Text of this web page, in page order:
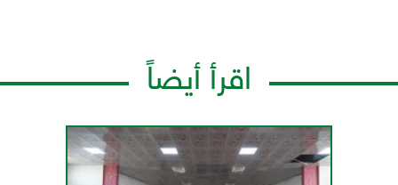
اقرأ أيضاً